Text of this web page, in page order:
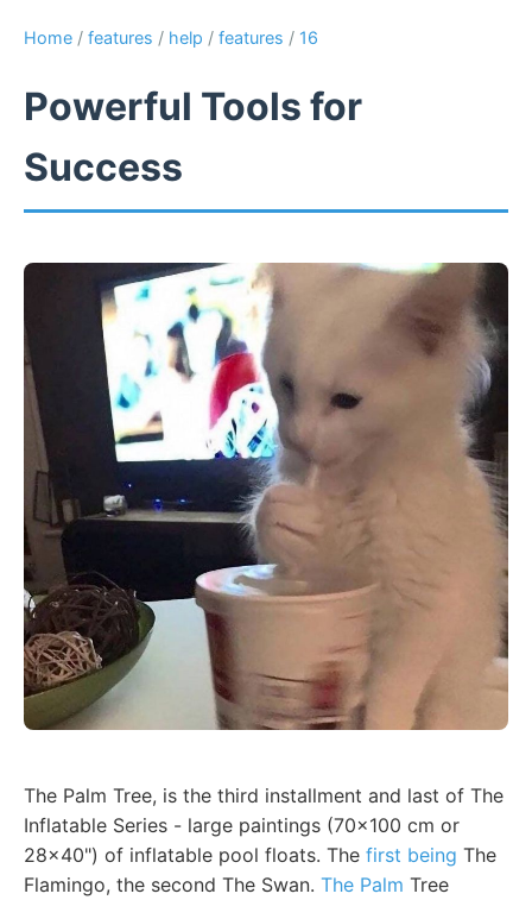
Home / features / help / features / 16
Powerful Tools for
Success
The Palm Tree, is the third installment and last of The
Inflatable Series - large paintings (70x100 cm or
28x40") of inflatable pool floats. The first being The
Flamingo, the second The Swan. The Palm Tree